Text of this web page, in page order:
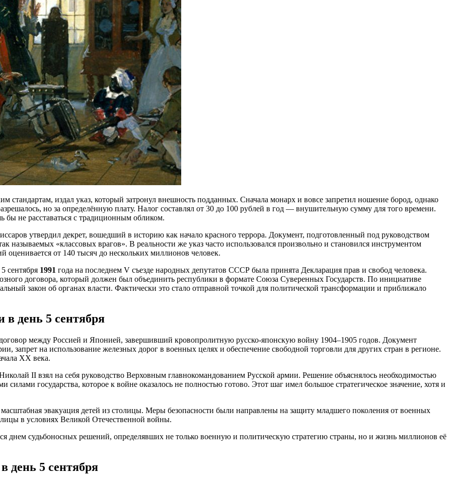
стандартам, издал указ, который затронул внешность подданных. Сначала монарх и вовсе запретил ношение бород, однако
но за определённую плату. Налог составлял от 30 до 100 рублей в год — внушительную сумму для того времени.
бы не расставаться с традиционным обликом.
утвердил декрет, вошедший в историю как начало красного террора. Документ, подготовленный под руководством
называемых «классовых врагов». В реальности же указ часто использовался произвольно и становился инструментом
оценивается от 140 тысяч до нескольких миллионов человек.
сентября 1991 года на последнем V съезде народных депутатов СССР была принята Декларация прав и свобод человека.
договора, который должен был объединить республики в формате Союза Суверенных Государств. По инициативе
закон об органах власти. Фактически это стало отправной точкой для политической трансформации и приближало
день 5 сентября
между Россией и Японией, завершивший кровопролитную русско-японскую войну 1904–1905 годов. Документ
запрет на использование железных дорог в военных целях и обеспечение свободной торговли для других стран в регионе.
XX века.
II взял на себя руководство Верховным главнокомандованием Русской армии. Решение объяснялось необходимостью
государства, которое к войне оказалось не полностью готово. Этот шаг имел большое стратегическое значение, хотя и
эвакуация детей из столицы. Меры безопасности были направлены на защиту младшего поколения от военных
в условиях Великой Отечественной войны.
днем судьбоносных решений, определявших не только военную и политическую стратегию страны, но и жизнь миллионов её
день 5 сентября